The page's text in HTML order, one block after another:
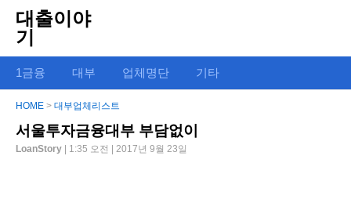
대출이야
기
1금융 대부 업체명단 기타
HOME > 대부업체리스트
서울투자금융대부 부담없이
LoanStory | 1:35 오전 | 2017년 9월 23일